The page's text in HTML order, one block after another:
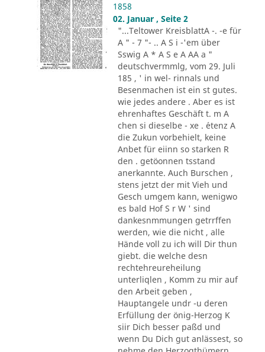
1858
02. Januar , Seite 2
"...Teltower KreisblattA -. -e für
A " - 7 "- .. A S i -'em über
Sswig A * A S e A AA a "
deutschvermmlg, vom 29. Juli
185 , ' in wel- rinnals und
Besenmachen ist ein st gutes.
wie jedes andere . Aber es ist
ehrenhaftes Geschäft t. m A
chen si dieselbe - xe . ´etenz A
die Zukun vorbehielt, keine
Anbet für eiinn so starken R
den . getöonnen tsstand
anerkannte. Auch Burschen ,
stens jetzt der mit Vieh und
Gesch umgem kann, wenigwo
es bald Hof S r W ' sind
dankesnmmungen getrrffen
werden, wie die nicht , alle
Hände voll zu ich will Dir thun
giebt. die welche desn
rechtehreureheilung
unterliqlen , Komm zu mir auf
den Arbeit geben ,
Hauptangele undr -u deren
Erfüllung der önig-Herzog K
siir Dich besser paßd und
wenn Du Dich gut anlässest, so